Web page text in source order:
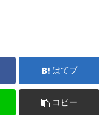
はてブ
コピー